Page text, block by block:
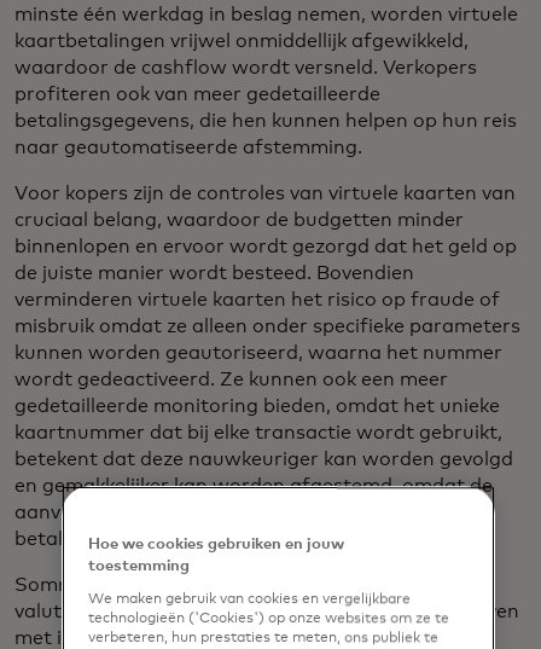
minste één werkdag in beslag nemen, worden virtuele
kaartbetalingen vrijwel onmiddellijk afgewikkeld,
waardoor de cashflow wordt versneld. Verkopers
profiteren ook van meer gedetailleerde
betalingsgegevens, die hen kunnen helpen op hun reis
naar geautomatiseerde afstemming.
Voor kopers zijn de controles van virtuele kaarten van
cruciaal belang, waardoor de budgetten minder
binnenlopen en ervoor wordt gezorgd dat het geld op
de juiste manier wordt besteed. Bovendien
verminderen virtuele kaarten het risico op fraude of
misbruik omdat ze alleen onder specifieke parameters
kunnen worden geautoriseerd, waarna het nummer
wordt gedeactiveerd. Ze kunnen ook een meer
gedetailleerde monitoring bieden, omdat het unieke
kaartnummer dat bij elke transactie wordt gebruikt,
betekent dat deze nauwkeuriger kan worden gevolgd
en gemakkelijker kan worden afgestemd, omdat de
aanvullende gegevens een één-op-één-
betalingsmatch mogelijk maken.
Sommige virtuele kaarten kunnen ook in realtime
valuta omrekenen, wat gunstig kan zijn voor bedrijven
met internationale toeleveringsketens. Om het
Hoe we cookies gebruiken en jouw
toestemming
We maken gebruik van cookies en vergelijkbare
technologieën ('Cookies') op onze websites om ze te
verbeteren, hun prestaties te meten, ons publiek te